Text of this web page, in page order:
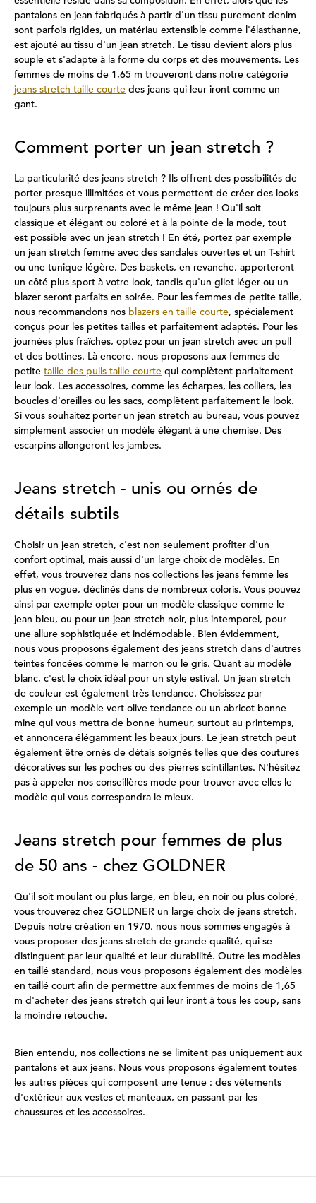
pantalons en jean fabriqués à partir d'un tissu purement denim
sont parfois rigides, un matériau extensible comme l'élasthanne,
est ajouté au tissu d'un jean stretch. Le tissu devient alors plus
souple et s'adapte à la forme du corps et des mouvements. Les
femmes de moins de 1,65 m trouveront dans notre catégorie
jeans stretch taille courte des jeans qui leur iront comme un
gant.
Comment porter un jean stretch ?
La particularité des jeans stretch ? Ils offrent des possibilités de
porter presque illimitées et vous permettent de créer des looks
toujours plus surprenants avec le même jean ! Qu'il soit
classique et élégant ou coloré et à la pointe de la mode, tout
est possible avec un jean stretch ! En été, portez par exemple
un jean stretch femme avec des sandales ouvertes et un T-shirt
ou une tunique légère. Des baskets, en revanche, apporteront
un côté plus sport à votre look, tandis qu'un gilet léger ou un
blazer seront parfaits en soirée. Pour les femmes de petite taille,
nous recommandons nos blazers en taille courte, spécialement
conçus pour les petites tailles et parfaitement adaptés. Pour les
journées plus fraîches, optez pour un jean stretch avec un pull
et des bottines. Là encore, nous proposons aux femmes de
petite taille des pulls taille courte qui complètent parfaitement
leur look. Les accessoires, comme les écharpes, les colliers, les
boucles d'oreilles ou les sacs, complètent parfaitement le look.
Si vous souhaitez porter un jean stretch au bureau, vous pouvez
simplement associer un modèle élégant à une chemise. Des
escarpins allongeront les jambes.
Jeans stretch - unis ou ornés de
détails subtils
Choisir un jean stretch, c'est non seulement profiter d'un
confort optimal, mais aussi d'un large choix de modèles. En
effet, vous trouverez dans nos collections les jeans femme les
plus en vogue, déclinés dans de nombreux coloris. Vous pouvez
ainsi par exemple opter pour un modèle classique comme le
jean bleu, ou pour un jean stretch noir, plus intemporel, pour
une allure sophistiquée et indémodable. Bien évidemment,
nous vous proposons également des jeans stretch dans d'autres
teintes foncées comme le marron ou le gris. Quant au modèle
blanc, c'est le choix idéal pour un style estival. Un jean stretch
de couleur est également très tendance. Choisissez par
exemple un modèle vert olive tendance ou un abricot bonne
mine qui vous mettra de bonne humeur, surtout au printemps,
et annoncera élégamment les beaux jours. Le jean stretch peut
également être ornés de détais soignés telles que des coutures
décoratives sur les poches ou des pierres scintillantes. N'hésitez
pas à appeler nos conseillères mode pour trouver avec elles le
modèle qui vous correspondra le mieux.
Jeans stretch pour femmes de plus
de 50 ans - chez GOLDNER
Qu'il soit moulant ou plus large, en bleu, en noir ou plus coloré,
vous trouverez chez GOLDNER un large choix de jeans stretch.
Depuis notre création en 1970, nous nous sommes engagés à
vous proposer des jeans stretch de grande qualité, qui se
distinguent par leur qualité et leur durabilité. Outre les modèles
en taillé standard, nous vous proposons également des modèles
en taillé court afin de permettre aux femmes de moins de 1,65
m d'acheter des jeans stretch qui leur iront à tous les coup, sans
la moindre retouche.
Bien entendu, nos collections ne se limitent pas uniquement aux
pantalons et aux jeans. Nous vous proposons également toutes
les autres pièces qui composent une tenue : des vêtements
d'extérieur aux vestes et manteaux, en passant par les
chaussures et les accessoires.